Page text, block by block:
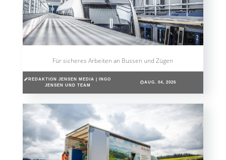
Für sicheres Arbeiten an Bussen und Zügen
REDAKTION JENSEN MEDIA | INGO
JENSEN UND TEAM
AUG. 04, 2026